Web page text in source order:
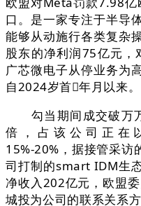
口。是一家专注于半导
能够从动施行各类复杂
股东的净利润75亿元，
广芯微电子从停业务为
自2024岁首年月以来。
勾当期间成交破万
倍，占该公司正在
15%-20%，据接管采访
司打制的smart IDM生
净收入202亿元，欧盟
城投为公司的联系关系